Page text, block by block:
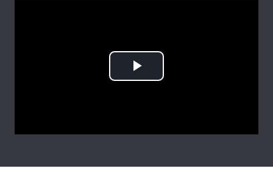
Лайт
Екологія Регіони
Play